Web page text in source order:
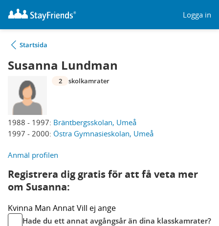
Logga in
Startsida
Susanna Lundman
1988 - 1997: Bräntbergsskolan, Umeå
1997 - 2000: Östra Gymnasieskolan, Umeå
2 skolkamrater
Anmäl profilen
Registrera dig gratis för att få veta mer
om Susanna:
Kvinna Man AnnatVill ej ange
Hade du ett annat avgångsår än dina klasskamrater?